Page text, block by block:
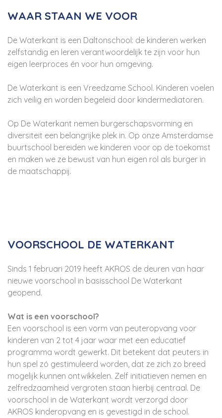
WAAR STAAN WE VOOR
De Waterkant is een Daltonschool: de kinderen werken
zelfstandig en leren verantwoordelijk te zijn voor hun
eigen leerproces én voor hun omgeving.
De Waterkant is een Vreedzame School. Kinderen voelen
zich veilig en worden begeleid door kindermediatoren.
Op De Waterkant nemen burgerschapsvorming en
diversiteit een belangrijke plek in. Op onze Amsterdamse
buurtschool bereiden we kinderen voor op de toekomst
en maken we ze bewust van hun eigen rol als burger in
de maatschappij.
VOORSCHOOL DE WATERKANT
Sinds 1 februari 2019 heeft AKROS de deuren van haar
nieuwe voorschool in basisschool De Waterkant
geopend.
Wat is een voorschool?
Een voorschool is een vorm van peuteropvang voor
kinderen van 2 tot 4 jaar waar met een educatief
programma wordt gewerkt. Dit betekent dat peuters in
hun spel zó gestimuleerd worden, dat ze zich zo breed
mogelijk kunnen ontwikkelen. Zelf initiatieven nemen en
zelfredzaamheid vergroten staan hierbij centraal. De
voorschool in de Waterkant wordt verzorgd door
AKROS kinderopvang en is gevestigd in de school.